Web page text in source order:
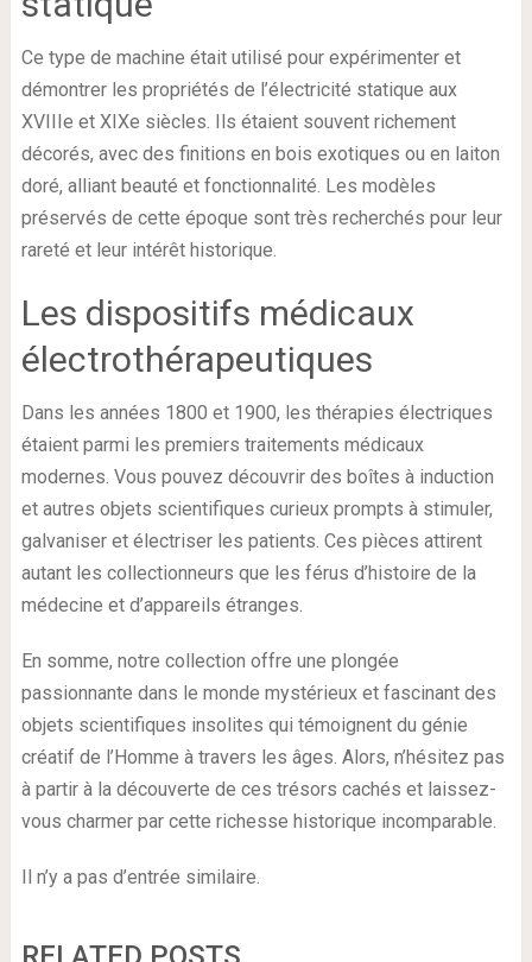
Ce type de machine était utilisé pour expérimenter et
démontrer les propriétés de l’électricité statique aux
XVIIIe et XIXe siècles. Ils étaient souvent richement
décorés, avec des finitions en bois exotiques ou en laiton
doré, alliant beauté et fonctionnalité. Les modèles
préservés de cette époque sont très recherchés pour leur
rareté et leur intérêt historique.
Les dispositifs médicaux
électrothérapeutiques
Dans les années 1800 et 1900, les thérapies électriques
étaient parmi les premiers traitements médicaux
modernes. Vous pouvez découvrir des boîtes à induction
et autres objets scientifiques curieux prompts à stimuler,
galvaniser et électriser les patients. Ces pièces attirent
autant les collectionneurs que les férus d’histoire de la
médecine et d’appareils étranges.
En somme, notre collection offre une plongée
passionnante dans le monde mystérieux et fascinant des
objets scientifiques insolites qui témoignent du génie
créatif de l’Homme à travers les âges. Alors, n’hésitez pas
à partir à la découverte de ces trésors cachés et laissez-
vous charmer par cette richesse historique incomparable.
Il n’y a pas d’entrée similaire.